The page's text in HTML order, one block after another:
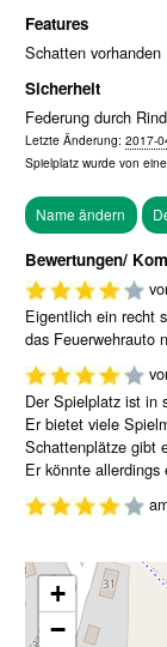
Features
Schatten vorhanden
Sicherheit
Federung durch
Letzte Änderung: 2017-
Spielplatz wurde von
Bewertungen/
Eigentlich ein recht
das Feuerwehrauto
Der Spielplatz ist in
Er bietet viele
Schattenplätze gibt
Er könnte allerdings
+
−